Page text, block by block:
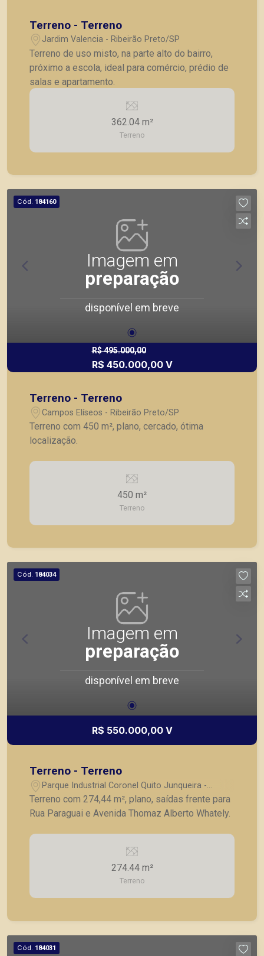
Terreno - Terreno
Jardim Valencia - Ribeirão Preto/SP
Terreno de uso misto, na parte alto do bairro,
próximo a escola, ideal para comércio, prédio de
salas e apartamento.
362.04 m²
Terreno
Cód. 184160
Imagem em
preparação
disponível em breve
R$ 495.000,00
R$ 450.000,00 V
Terreno - Terreno
Campos Elíseos - Ribeirão Preto/SP
Terreno com 450 m², plano, cercado, ótima
localização.
450 m²
Terreno
Cód. 184034
Imagem em
preparação
disponível em breve
R$ 550.000,00 V
Terreno - Terreno
Parque Industrial Coronel Quito Junqueira -
Ribeirão Preto/SP
Terreno com 274,44 m², plano, saídas frente para
Rua Paraguai e Avenida Thomaz Alberto Whately.
274.44 m²
Terreno
Cód. 184031